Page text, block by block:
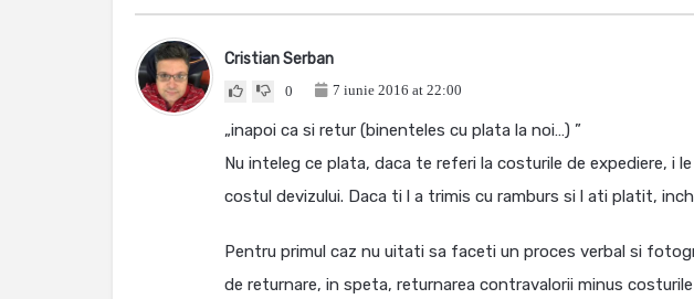
Cristian Serban
0 7 iunie 2016 at 22:00
„inapoi ca si retur (binenteles cu plata la noi…) ”
Nu inteleg ce plata, daca te referi la costurile de expediere, i
costul devizului. Daca ti l a trimis cu ramburs si l ati platit,
Pentru primul caz nu uitati sa faceti un proces verbal si
de returnare, in speta, returnarea contravalorii minus